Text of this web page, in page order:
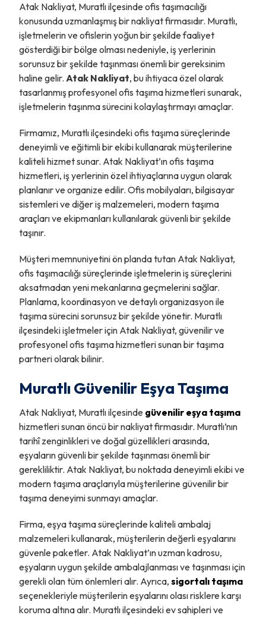
Atak Nakliyat, Muratlı ilçesinde ofis taşımacılığı
konusunda uzmanlaşmış bir nakliyat firmasıdır. Muratlı,
işletmelerin ve ofislerin yoğun bir şekilde faaliyet
gösterdiği bir bölge olması nedeniyle, iş yerlerinin
sorunsuz bir şekilde taşınması önemli bir gereksinim
haline gelir.Atak Nakliyat, bu ihtiyaca özel olarak
tasarlanmış profesyonel ofis taşıma hizmetleri sunarak,
işletmelerin taşınma sürecini kolaylaştırmayı amaçlar.
Firmamız, Muratlı ilçesindeki ofis taşıma süreçlerinde
deneyimli ve eğitimli bir ekibi kullanarak müşterilerine
kaliteli hizmet sunar. Atak Nakliyat’ın ofis taşıma
hizmetleri, iş yerlerinin özel ihtiyaçlarına uygun olarak
planlanır ve organize edilir. Ofis mobilyaları, bilgisayar
sistemleri ve diğer iş malzemeleri, modern taşıma
araçları ve ekipmanları kullanılarak güvenli bir şekilde
taşınır.
Müşteri memnuniyetini ön planda tutan Atak Nakliyat,
ofis taşımacılığı süreçlerinde işletmelerin iş süreçlerini
aksatmadan yeni mekanlarına geçmelerini sağlar.
Planlama, koordinasyon ve detaylı organizasyon ile
taşıma sürecini sorunsuz bir şekilde yönetir. Muratlı
ilçesindeki işletmeler için Atak Nakliyat, güvenilir ve
profesyonel ofis taşıma hizmetleri sunan bir taşıma
partneri olarak bilinir.
Muratlı Güvenilir Eşya Taşıma
Atak Nakliyat, Muratlı ilçesinde güvenilir eşya taşıma
hizmetleri sunan öncü bir nakliyat firmasıdır. Muratlı’nın
tarihî zenginlikleri ve doğal güzellikleri arasında,
eşyaların güvenli bir şekilde taşınması önemli bir
gerekliliktir. Atak Nakliyat, bu noktada deneyimli ekibi ve
modern taşıma araçlarıyla müşterilerine güvenilir bir
taşıma deneyimi sunmayı amaçlar.
Firma, eşya taşıma süreçlerinde kaliteli ambalaj
malzemeleri kullanarak, müşterilerin değerli eşyalarını
güvenle paketler. Atak Nakliyat’ın uzman kadrosu,
eşyaların uygun şekilde ambalajlanması ve taşınması için
gerekli olan tüm önlemleri alır. Ayrıca,sigortalı taşıma
seçenekleriyle müşterilerin eşyalarını olası risklere karşı
koruma altına alır. Muratlı ilçesindeki ev sahipleri ve